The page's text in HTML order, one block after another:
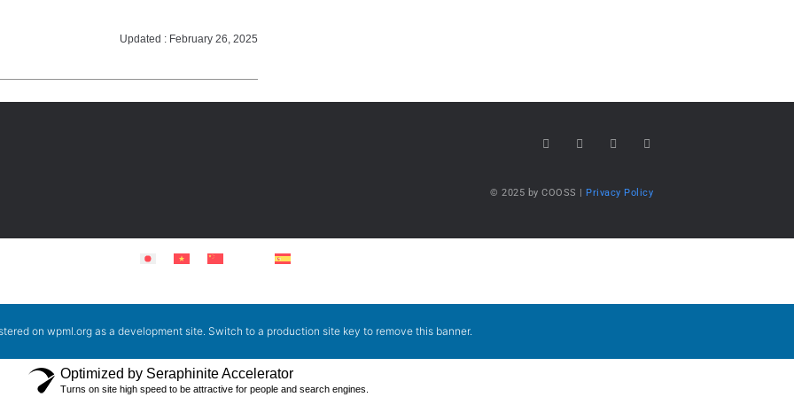
Updated : February 26, 2025
© 2025 by COOSS | Privacy Policy
on wpml.org as a development site. Switch to a production site key to remove this banner.
Optimized by Seraphinite Accelerator
Turns on site high speed to be attractive for people and search engines.